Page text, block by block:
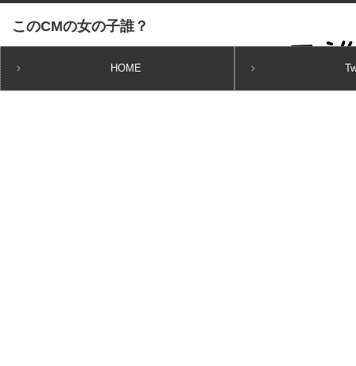
HOME
ホーム
伊藤優衣 PS Vita 共闘先生「山田の覚悟」篇 鈴木役の美少女